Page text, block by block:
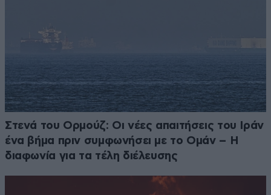
Στενά του Ορμούζ: Οι νέες απαιτήσεις του Ιράν
ένα βήμα πριν συμφωνήσει με το Ομάν – Η
διαφωνία για τα τέλη διέλευσης